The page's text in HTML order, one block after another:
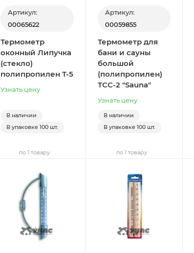
Артикул:
00065622
Термометр
оконный Липучка
(стекло)
полипропилен Т-5
Узнать цену
В наличии
В упаковке100 шт.
по 1 товару
Артикул:
00059855
Термометр для
бани и сауны
большой
(полипропилен)
ТСС-2 "Sauna"
Узнать цену
В наличии
В упаковке 100 шт.
по 1 товару